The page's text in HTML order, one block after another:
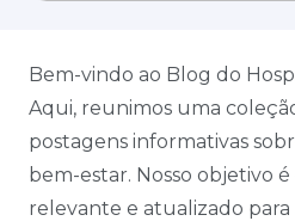
Bem-vindo ao Blog do
Aqui, reunimos uma
postagens informativas
bem-estar. Nosso objetivo
relevante e atualizado para